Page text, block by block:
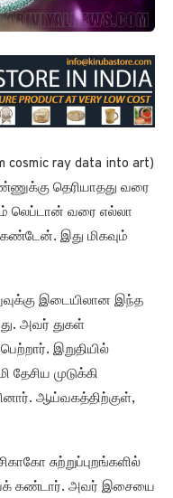
cosmic ray data into art)
தெரியாதது வரை
லெப்டான் வரை எல்லா
இது மிகவும்
இடையிலான இந்த
அவர் துகள்
இறுதியில்
தேசிய முடுக்கி
ஆய்வகத்திற்குள்,
சுற்றுப்புறங்களில்
கண்டார். அவர் இசையை